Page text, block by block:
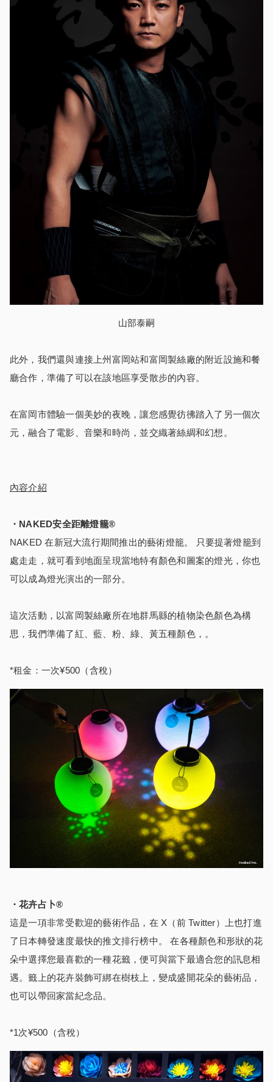
山部泰嗣
此外，我們還與連接上州富岡站和富岡製絲廠的附近設施和餐
廳合作，準備了可以在該地區享受散步的內容。
在富岡市體驗一個美妙的夜晚，讓您感覺彷彿踏入了另一個次
元，融合了電影、音樂和時尚，並交織著絲綢和幻想。
內容介紹
・NAKED安全距離燈籠®
NAKED 在新冠大流行期間推出的藝術燈籠。 只要提著燈籠到
處走走，就可看到地面呈現當地特有顏色和圖案的燈光，你也
可以成為燈光演出的一部分。
這次活動，以富岡製絲廠所在地群馬縣的植物染色顏色為構
思，我們準備了紅、藍、粉、綠、黃五種顏色，。
*租金：一次¥500（含稅）
・花卉占卜®
這是一項非常受歡迎的藝術作品，在 X（前 Twitter）上也打進
了日本轉發速度最快的推文排行榜中。 在各種顏色和形狀的花
朵中選擇您最喜歡的一種花籤，便可與當下最適合您的訊息相
遇。籤上的花卉裝飾可綁在樹枝上，變成盛開花朵的藝術品，
也可以帶回家當紀念品。
*1次¥500（含稅）